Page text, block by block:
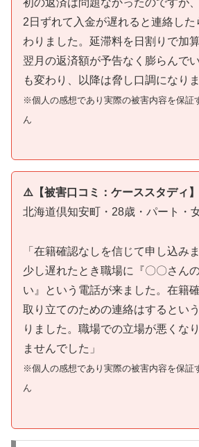
2日ずれて入金が遅れると連絡し
わりました。延滞料を日割りで加
翌月の返済額が予告なく膨らんで
も変わり、以降は脅し口調になりま
※個人の感想であり実際の被害内容を保証
ん
⚠️【被害口コミ：ケーススタディ】
北海道倶知安町・28歳・パート・
「在籍確認なしを信じて申し込み
少し遅れたとき職場に『〇〇さん
い』という電話が来ました。在籍
取り立てのための連絡はするとい
りました。職場での立場が悪くな
ませんでした」
※個人の感想であり実際の被害内容を保証
ん